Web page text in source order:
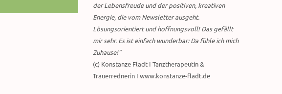
der Lebensfreude und der positiven, kreativen
Energie, die vom Newsletter ausgeht.
Lösungsorientiert und hoffnungsvoll! Das gefällt
mir sehr. Es ist einfach wunderbar: Da fühle ich mich
Zuhause!"
(c) Konstanze Fladt I Tanztherapeutin &
Trauerrednerin I www.konstanze-fladt.de